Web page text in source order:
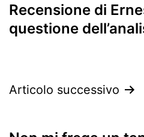
Recensione di
questione
Articolo successivo